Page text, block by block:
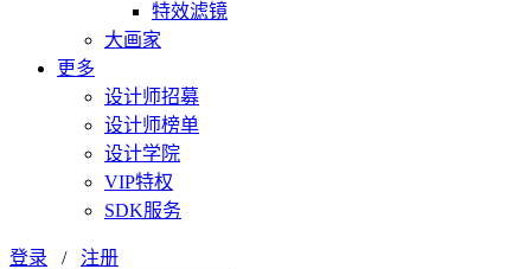
特效滤镜
大画家
更多
设计师招募
设计师榜单
设计学院
VIP特权
SDK服务
登录 / 注册